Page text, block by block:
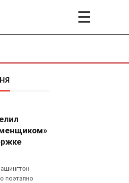
☰
поэтапно